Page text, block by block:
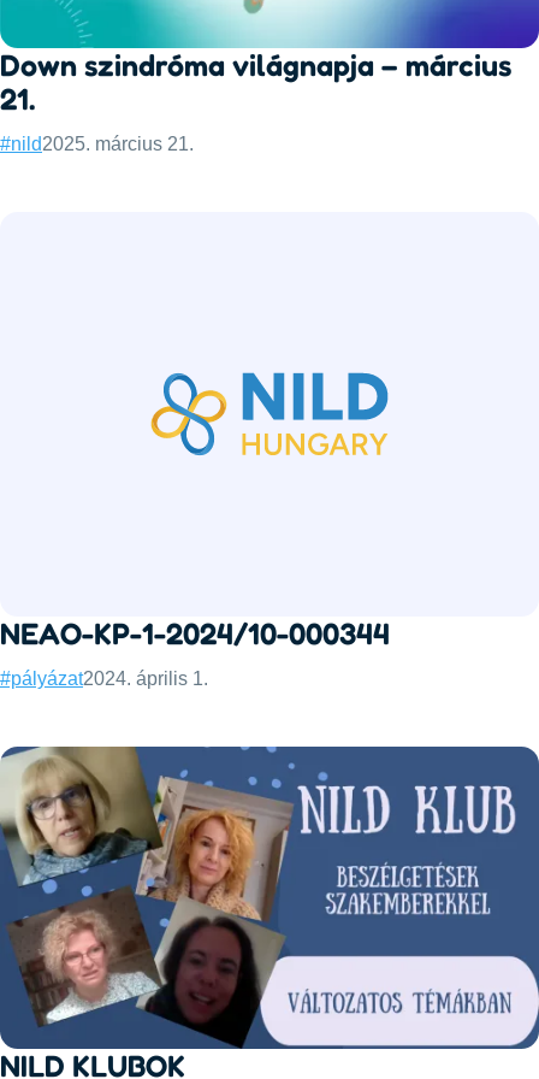
Down szindróma világnapja – március
21.
Categories:
#nildPublished:
2025. március 21.
NEAO-KP-1-2024/10-000344
Categories:
#pályázatPublished:
2024. április 1.
NILD KLUBOK